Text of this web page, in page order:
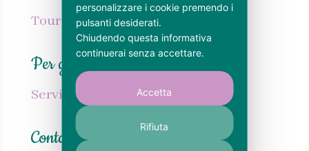
Tour personalizzato Calabria
Per gli host
Servizi SEO per strutture ricettive
Contatti
personalizzare i cookie premendo i
pulsanti desiderati.
Chiudendo questa informativa
continuerai senza accettare.
Accetta
Rifiuta